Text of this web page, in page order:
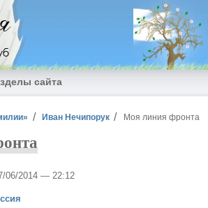
сайта
Иван Нечипорук Моя линия фронта
06/2014 — 22:12